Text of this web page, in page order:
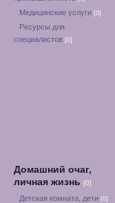
Медицинские услуги [0]
Ресурсы для
специалистов [0]
Домашний очаг,
личная жизнь [0]
Детская комната, дети [0]